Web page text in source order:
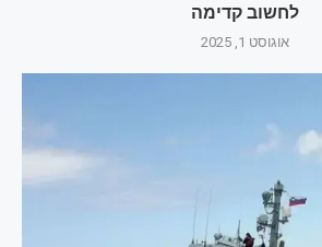
לחשוב קדימה
אוגוסט 1, 2025